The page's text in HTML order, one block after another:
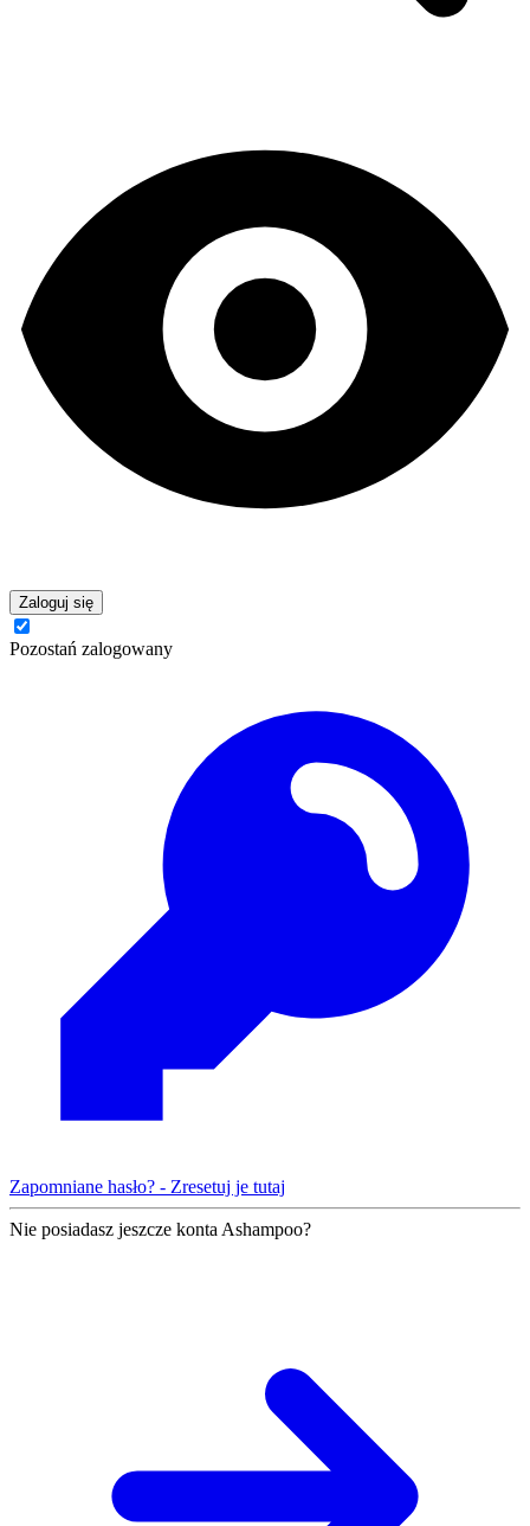
Zaloguj się
Pozostań zalogowany
Zapomniane hasło? - Zresetuj je tutaj
Nie posiadasz jeszcze konta Ashampoo?